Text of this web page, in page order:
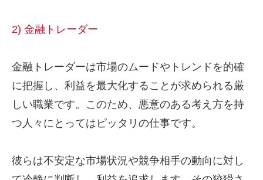
2) 金融トレーダー
金融トレーダーは市場のムードやトレンドを的確
に把握し、利益を最大化することが求められる厳
しい職業です。このため、悪意のある考え方を持
つ人々にとってはピッタリの仕事です。
彼らは不安定な市場状況や競争相手の動向に対し